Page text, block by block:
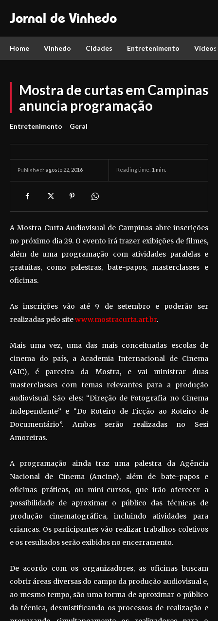
Jornal de Vinhedo
Home Vinhedo Cidades Entretenimento Vídeos
Mostra de curtas em Campinas
anuncia programação
Entretenimento Geral
Published: agosto 22, 2016 Reading time: 1 min.
A Mostra Curta Audiovisual de Campinas abre inscrições
no próximo dia 29. O evento irá trazer exibições de filmes,
além de uma programação com atividades paralelas e
gratuitas, como palestras, bate-papos, masterclasses e
oficinas.
As inscrições vão até 9 de setembro e poderão ser
realizadas pelo sitewww.mostracurta.art.br.
Mais uma vez, uma das mais conceituadas escolas de
cinema do país, a Academia Internacional de Cinema
(AIC), é parceira da Mostra, e vai ministrar duas
masterclasses com temas relevantes para a produção
audiovisual. São eles: “Direção de Fotografia no Cinema
Independente” e “Do Roteiro de Ficção ao Roteiro de
Documentário”. Ambas serão realizadas no Sesi
Amoreiras.
A programação ainda traz uma palestra da Agência
Nacional de Cinema (Ancine), além de bate-papos e
oficinas práticas, ou mini-cursos, que irão oferecer a
possibilidade de aproximar o público das técnicas de
produção cinematográfica, incluindo atividades para
crianças. Os participantes vão realizar trabalhos coletivos
e os resultados serão exibidos no encerramento.
De acordo com os organizadores, as oficinas buscam
cobrir áreas diversas do campo da produção audiovisual e,
ao mesmo tempo, são uma forma de aproximar o público
da técnica, desmistificando os processos de realização e